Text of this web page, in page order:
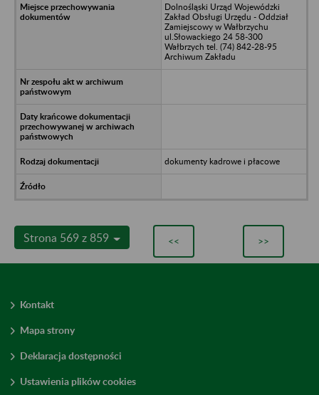
Dolnośląski Urząd Wojewódzki
Zakład Obsługi Urzędu - Oddział
Zamiejscowy w Wałbrzychu
ul.Słowackiego 24 58-300
Wałbrzych tel. (74) 842-28-95
Archiwum Zakładu
dokumenty kadrowe i płacowe
Strona 569 z 859 << >>
Kontakt
Mapa strony
Deklaracja dostępności
Ustawienia plików cookies